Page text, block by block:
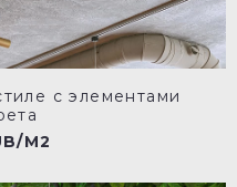
с элементами
M2